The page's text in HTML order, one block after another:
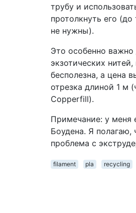
трубу и
протолкнуть его
не нужны).
Это особенно важно
экзотических
бесполезна, а цена
отрезка длиной 1 м
Copperfill).
Примечание: у меня
Боудена. Я полагаю,
проблема с
filament pla
recycling